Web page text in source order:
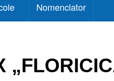
Nomenclator